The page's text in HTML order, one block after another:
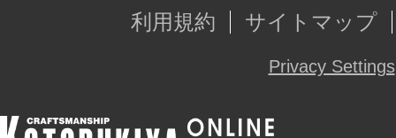
※画像は試作品です。実際の商品と
ます。また、撮影用に塗装されてお
※本製品はお客様ご自身で組み立て
利用規約
サイトマップ
Privacy Settings